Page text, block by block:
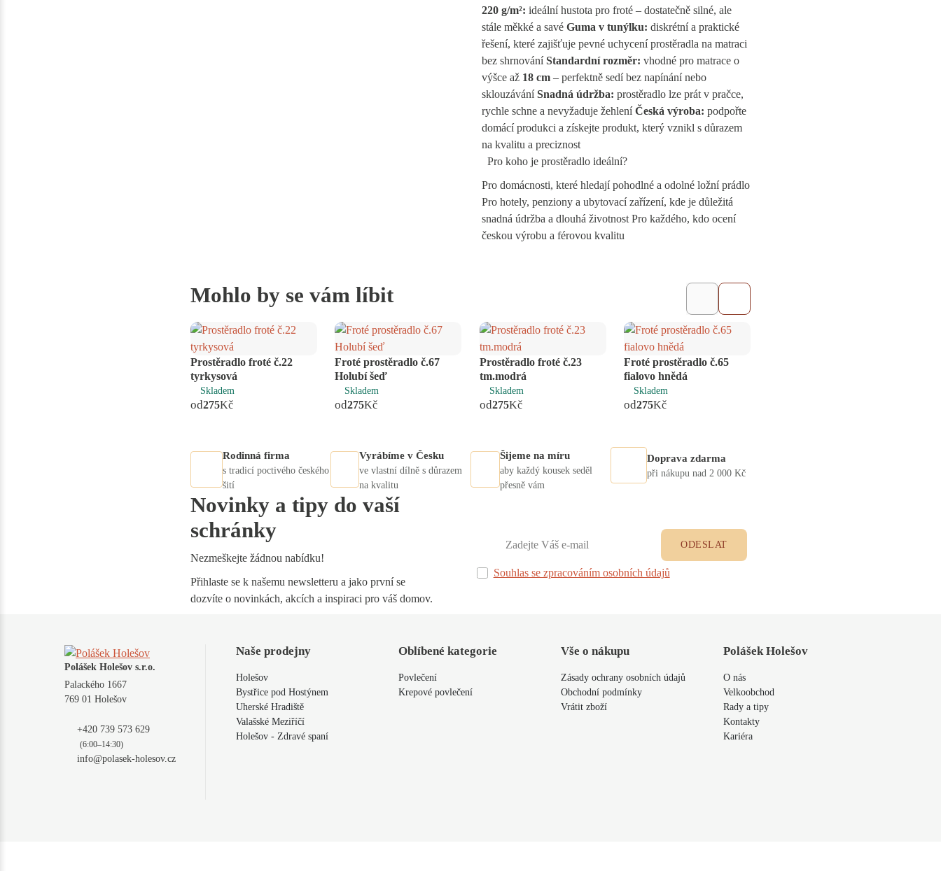
220 g/m²: ideální hustota pro froté – dostatečně silné, ale
stále měkké a savé Guma v tunýlku: diskrétní a praktické
řešení, které zajišťuje pevné uchycení prostěradla na matraci
bez shrnováníStandardní rozměr: vhodné pro matrace o
výšce až 18 cm – perfektně sedí bez napínání nebo
sklouzáváníSnadná údržba: prostěradlo lze prát v pračce,
rychle schne a nevyžaduje žehleníČeská výroba: podpořte
domácí produkci a získejte produkt, který vznikl s důrazem
na kvalitu a preciznost
Pro koho je prostěradlo ideální?
Pro domácnosti, které hledají pohodlné a odolné ložní prádlo
Pro hotely, penziony a ubytovací zařízení, kde je důležitá
snadná údržba a dlouhá životnost Pro každého, kdo ocení
českou výrobu a férovou kvalitu
Mohlo by se vám líbit
Prostěradlo froté č.22
tyrkysová
Skladem
od275Kč
Froté prostěradlo č.67
Holubí šeď
Skladem
od275Kč
Prostěradlo froté č.23
tm.modrá
Skladem
od275Kč
Froté prostěradlo č.65
fialovo hnědá
Skladem
od275Kč
Rodinná firma
s tradicí poctivého českého
šití
Vyrábíme v Česku
ve vlastní dílně s důrazem
na kvalitu
Šijeme na míru
aby každý kousek seděl
přesně vám
Doprava zdarma
při nákupu nad 2 000 Kč
Novinky a tipy do vaší
schránky
Nezmeškejte žádnou nabídku!
Přihlaste se k našemu newsletteru a jako první se
dozvíte o novinkách, akcích a inspiraci pro váš domov.
Souhlas se zpracováním osobních údajů
ODESLAT
Polášek Holešov s.r.o.
Palackého 1667
769 01 Holešov
+420 739 573 629
(6:00–14:30)
info@polasek-holesov.cz
Naše prodejny
Holešov
Bystřice pod Hostýnem
Uherské Hradiště
Valašské Meziříčí
Holešov - Zdravé spaní
Oblíbené kategorie
Povlečení
Krepové povlečení
Vše o nákupu
Zásady ochrany osobních údajů
Obchodní podmínky
Vrátit zboží
Polášek Holešov
O nás
Velkoobchod
Rady a tipy
Kontakty
Kariéra